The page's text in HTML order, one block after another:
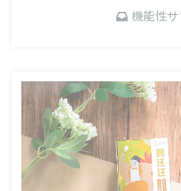
機能性